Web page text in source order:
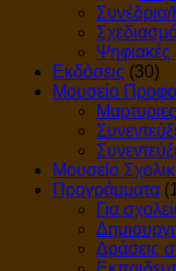
Συνέδρια/
Ψηφιακές
Εκδόσεις (30)
Μουσείο
Μουσείο
Προγράμματα
Για
Δράσεις